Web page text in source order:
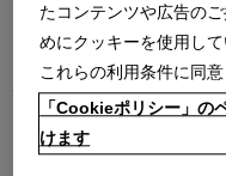
トーゲローテーブル
￥781,000～￥1,133,000
在庫：受注生産
たコンテンツや広告の
めにクッキーを使用し
これらの利用条件に同
「Cookieポリシー」の
けます